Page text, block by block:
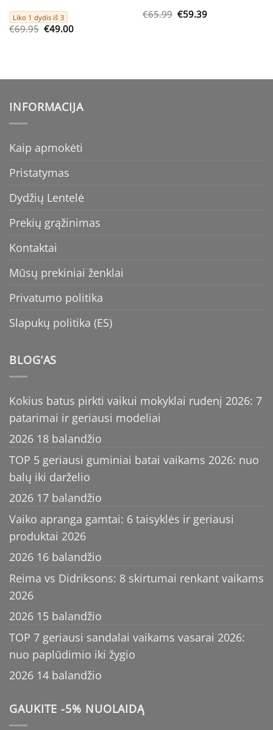
Liko 1 dydis iš 3
€69.95 Original
€49.00Current
€65.99 Original
€59.39Current
INFORMACIJA
Kaip apmokėti
Pristatymas
Dydžių Lentelė
Prekių grąžinimas
Kontaktai
Mūsų prekiniai ženklai
Privatumo politika
Slapukų politika (ES)
BLOG’AS
Kokius batus pirkti vaikui mokyklai rudenį 2026: 7
patarimai ir geriausi modeliai
2026 18 balandžio
TOP 5 geriausi guminiai batai vaikams 2026: nuo
balų iki darželio
2026 17 balandžio
Vaiko apranga gamtai: 6 taisyklės ir geriausi
produktai 2026
2026 16 balandžio
Reima vs Didriksons: 8 skirtumai renkant vaikams
2026
2026 15 balandžio
TOP 7 geriausi sandalai vaikams vasarai 2026:
nuo paplūdimio iki žygio
2026 14 balandžio
GAUKITE -5% NUOLAIDĄ